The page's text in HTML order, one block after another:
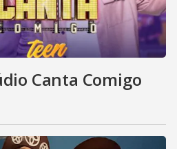
Canta Comigo